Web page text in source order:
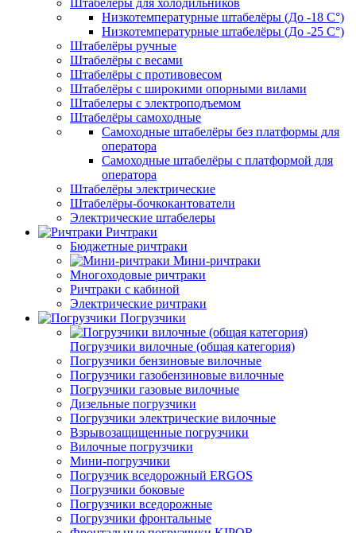
Штабелёры для холодильников
Низкотемпературные штабелёры (До -18 C°)
Низкотемпературные штабелёры (До -25 C°)
Штабелёры ручные
Штабелёры с весами
Штабелёры с противовесом
Штабелёры с широкими опорными вилами
Штабелеры с электроподъемом
Штабелёры самоходные
Самоходные штабелёры без платформы для
оператора
Самоходные штабелёры с платформой для
оператора
Штабелёры электрические
Штабелёры-бочкокантователи
Электрические штабелеры
Ричтраки
Бюджетные ричтраки
Мини-ричтраки
Многоходовые ричтраки
Ричтраки с кабиной
Электрические ричтраки
Погрузчики
Погрузчики вилочные (общая категория)
Погрузчики бензиновые вилочные
Погрузчики газобензиновые вилочные
Погрузчики газовые вилочные
Дизельные погрузчики
Погрузчики электрические вилочные
Взрывозащищенные погрузчики
Вилочные погрузчики
Мини-погрузчики
Погрузчик вседорожный ERGOS
Погрузчики боковые
Погрузчики вседорожные
Погрузчики фронтальные